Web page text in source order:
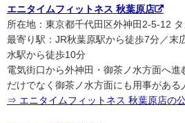
エニタイムフィットネス 秋葉原店
所在地：東京都千代田区外神田2-5-12
最寄り駅：JR秋葉原駅から徒歩7分／末
水駅から徒歩10分
電気街口から外神田・御茶ノ水方面へ
だけでなく御茶ノ水方面にも用事がある
⇒ エニタイムフィットネス 秋葉原店の